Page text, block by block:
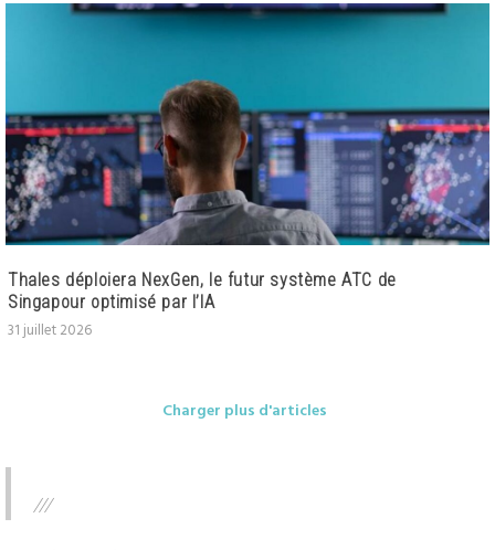
Thales déploiera NexGen, le futur système ATC de
Singapour optimisé par l’IA
31 juillet 2026
Charger plus d'articles
///